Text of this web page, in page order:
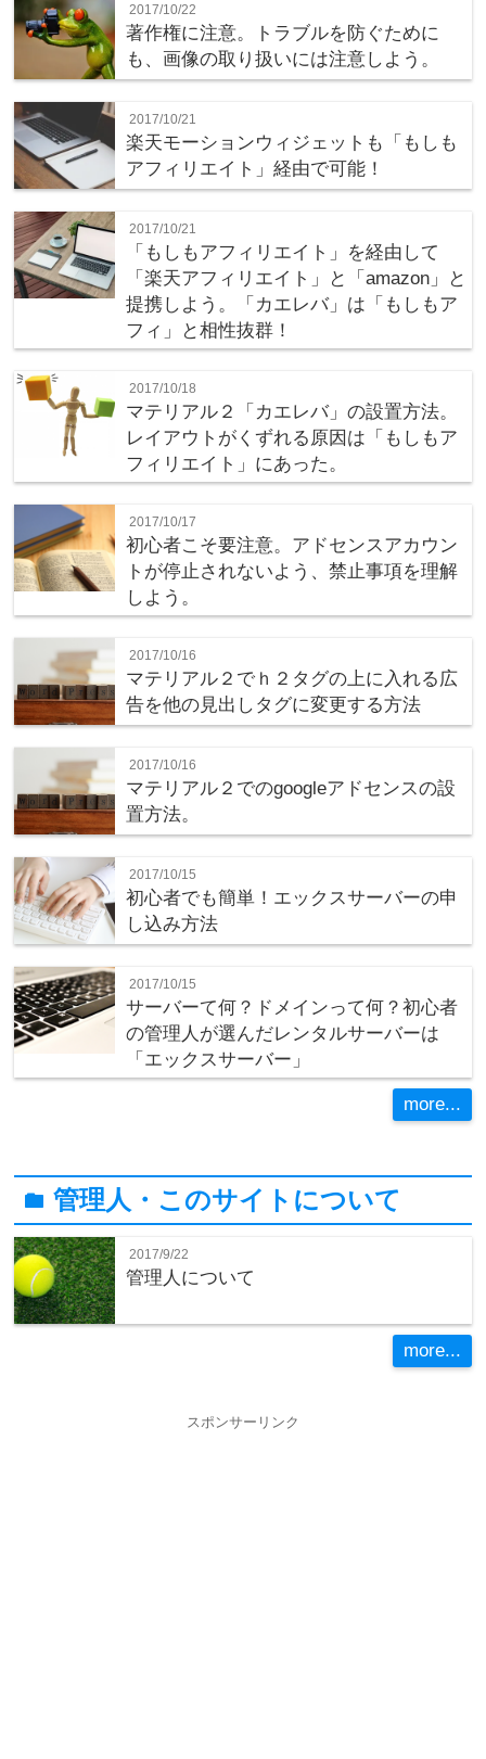
2017/10/22
著作権に注意。トラブルを防ぐために
も、画像の取り扱いには注意しよう。
2017/10/21
楽天モーションウィジェットも「もしも
アフィリエイト」経由で可能！
2017/10/21
「もしもアフィリエイト」を経由して
「楽天アフィリエイト」と「amazon」と
提携しよう。「カエレバ」は「もしもア
フィ」と相性抜群！
2017/10/18
マテリアル２「カエレバ」の設置方法。
レイアウトがくずれる原因は「もしもア
フィリエイト」にあった。
2017/10/17
初心者こそ要注意。アドセンスアカウン
トが停止されないよう、禁止事項を理解
しよう。
2017/10/16
マテリアル２でｈ２タグの上に入れる広
告を他の見出しタグに変更する方法
2017/10/16
マテリアル２でのgoogleアドセンスの設
置方法。
2017/10/15
初心者でも簡単！エックスサーバーの申
し込み方法
2017/10/15
サーバーて何？ドメインって何？初心者
の管理人が選んだレンタルサーバーは
「エックスサーバー」
more...
folder管理人・このサイトについて
2017/9/22
管理人について
more...
スポンサーリンク